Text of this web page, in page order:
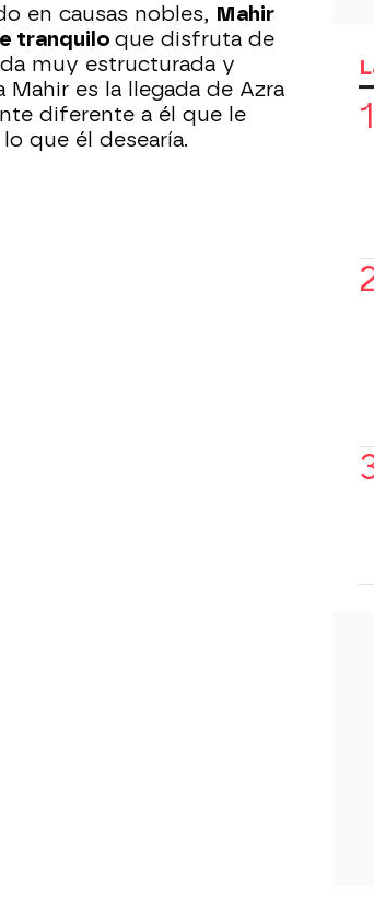
en causas nobles, Mahir
tranquilo que disfruta de
muy estructurada y
es la llegada de Azra
diferente a él que le
que él desearía.